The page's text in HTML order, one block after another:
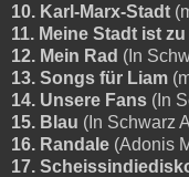
10. Karl-Marx-Stadt
11. Meine Stadt ist
12. Mein Rad (In
13. Songs für Liam
14. Unsere Fans (In
15. Blau (In Schwarz
16. Randale (Adonis
17.